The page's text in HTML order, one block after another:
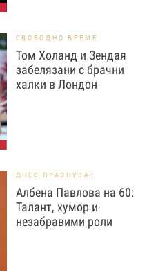
СВОБОДНО ВРЕМЕ
Том Холанд и Зендая
забелязани с брачни
халки в Лондон
ДНЕС ПРАЗНУВАТ
Албена Павлова на 60:
Талант, хумор и
незабравими роли